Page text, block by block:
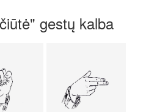
gestų kalba